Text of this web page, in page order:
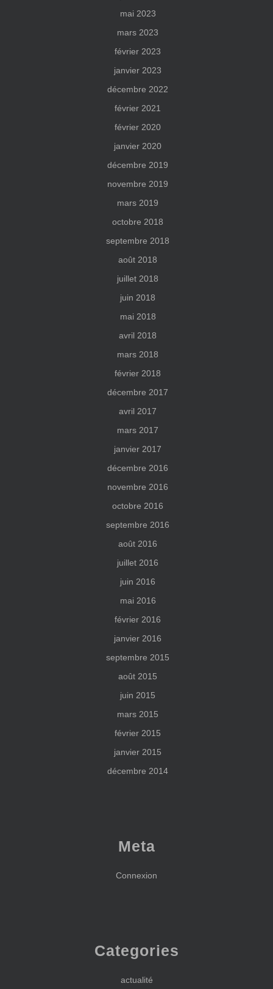
mai 2023
mars 2023
février 2023
janvier 2023
décembre 2022
février 2021
février 2020
janvier 2020
décembre 2019
novembre 2019
mars 2019
octobre 2018
septembre 2018
août 2018
juillet 2018
juin 2018
mai 2018
avril 2018
mars 2018
février 2018
décembre 2017
avril 2017
mars 2017
janvier 2017
décembre 2016
novembre 2016
octobre 2016
septembre 2016
août 2016
juillet 2016
juin 2016
mai 2016
février 2016
janvier 2016
septembre 2015
août 2015
juin 2015
mars 2015
février 2015
janvier 2015
décembre 2014
Meta
Connexion
Categories
actualité